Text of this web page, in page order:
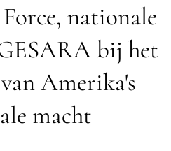
nationale
bij het
Amerika's
macht